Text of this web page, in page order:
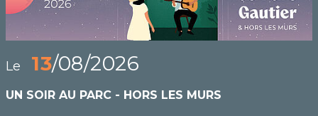
Le 13/08/2026
UN SOIR AU PARC - HORS LES MURS